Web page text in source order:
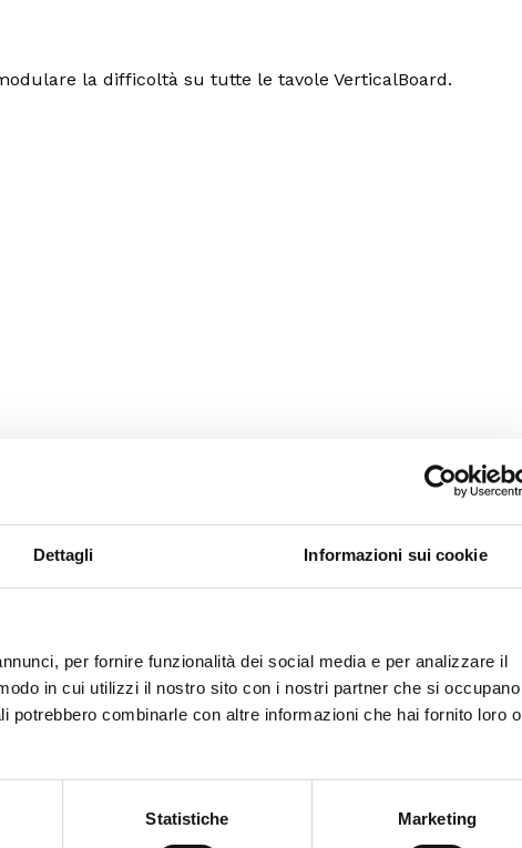
Dettagli Informazioni sui cookie
per fornire funzionalità dei social media e per analizzare il
in cui utilizzi il nostro sito con i nostri partner che si occupano
potrebbero combinarle con altre informazioni che hai fornito loro o
Statistiche Marketing
la difficoltà su tutte le tavole VerticalBoard.